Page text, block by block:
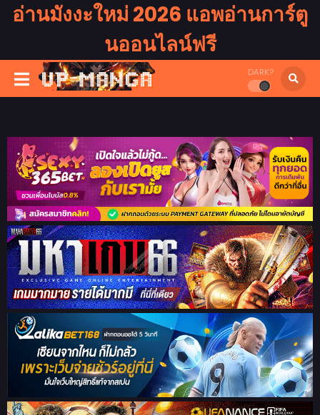
อ่านมังงะใหม่ 2026 แอพอ่านการ์ตู
นออนไลน์ฟรี
DARK?